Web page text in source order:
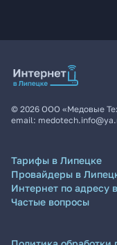
© 2026 ООО «Медовые
email:
Тарифы в Липецке
Провайдеры в
Интернет по адресу
Частые вопросы